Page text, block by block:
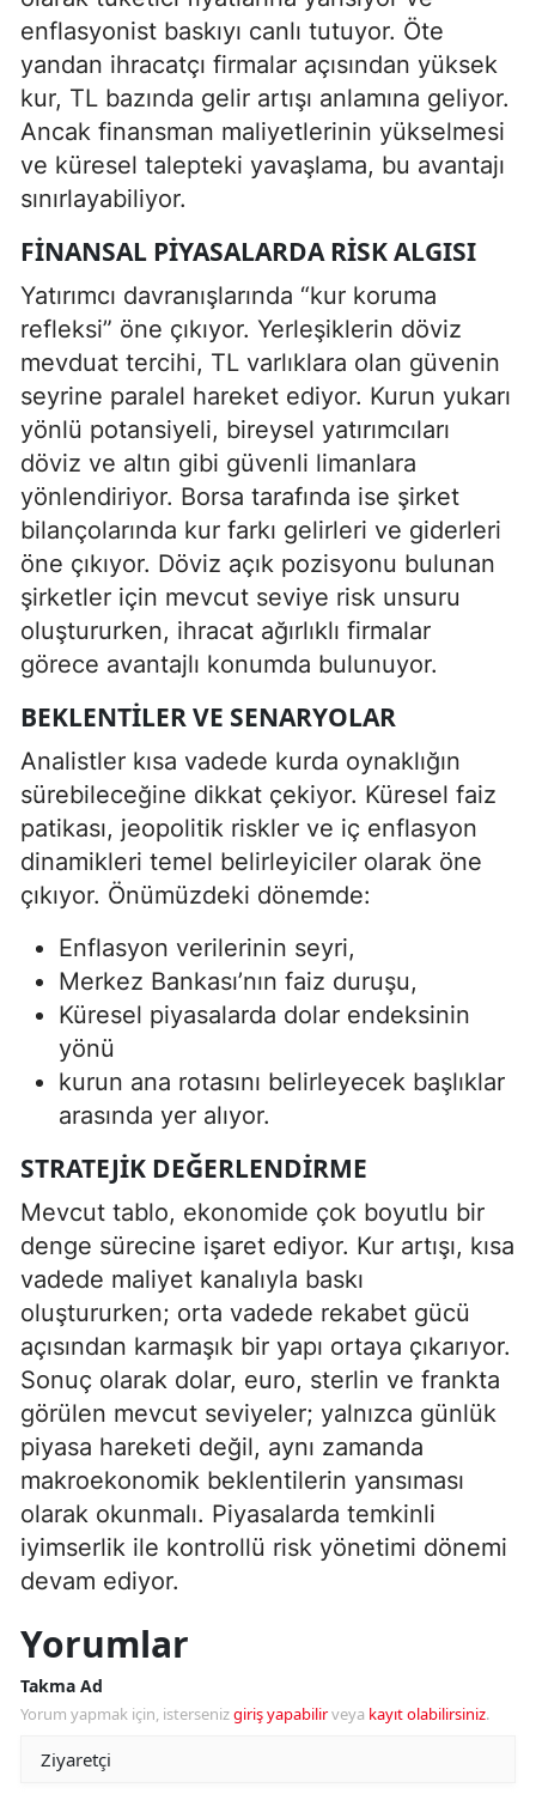
enflasyonist baskıyı canlı tutuyor. Öte
yandan ihracatçı firmalar açısından yüksek
kur, TL bazında gelir artışı anlamına geliyor.
Ancak finansman maliyetlerinin yükselmesi
ve küresel talepteki yavaşlama, bu avantajı
sınırlayabiliyor.
FINANSAL PIYASALARDA RISK ALGISI
Yatırımcı davranışlarında “kur koruma
refleksi” öne çıkıyor. Yerleşiklerin döviz
mevduat tercihi, TL varlıklara olan güvenin
seyrine paralel hareket ediyor. Kurun yukarı
yönlü potansiyeli, bireysel yatırımcıları
döviz ve altın gibi güvenli limanlara
yönlendiriyor. Borsa tarafında ise şirket
bilançolarında kur farkı gelirleri ve giderleri
öne çıkıyor. Döviz açık pozisyonu bulunan
şirketler için mevcut seviye risk unsuru
oluştururken, ihracat ağırlıklı firmalar
görece avantajlı konumda bulunuyor.
BEKLENTILER VE SENARYOLAR
Analistler kısa vadede kurda oynaklığın
sürebileceğine dikkat çekiyor. Küresel faiz
patikası, jeopolitik riskler ve iç enflasyon
dinamikleri temel belirleyiciler olarak öne
çıkıyor. Önümüzdeki dönemde:
Enflasyon verilerinin seyri,
Merkez Bankası’nın faiz duruşu,
Küresel piyasalarda dolar endeksinin
yönü
kurun ana rotasını belirleyecek başlıklar
arasında yer alıyor.
STRATEJIK DEĞERLENDIRME
Mevcut tablo, ekonomide çok boyutlu bir
denge sürecine işaret ediyor. Kur artışı, kısa
vadede maliyet kanalıyla baskı
oluştururken; orta vadede rekabet gücü
açısından karmaşık bir yapı ortaya çıkarıyor.
Sonuç olarak dolar, euro, sterlin ve frankta
görülen mevcut seviyeler; yalnızca günlük
piyasa hareketi değil, aynı zamanda
makroekonomik beklentilerin yansıması
olarak okunmalı. Piyasalarda temkinli
iyimserlik ile kontrollü risk yönetimi dönemi
devam ediyor.
Yorumlar
Takma Ad
Yorum yapmak için, istersenizgiriş yapabilirveya kayıt olabilirsiniz.